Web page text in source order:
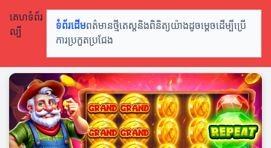
គេហទំព័រ
ល្បី
ទំព័រដើមពត៌មានថ្មីតេស្តនិងពិនិត្យយ៉ាងដូចម្តេចដើម្បីប្រើ
ការប្រកួតប្រជែង